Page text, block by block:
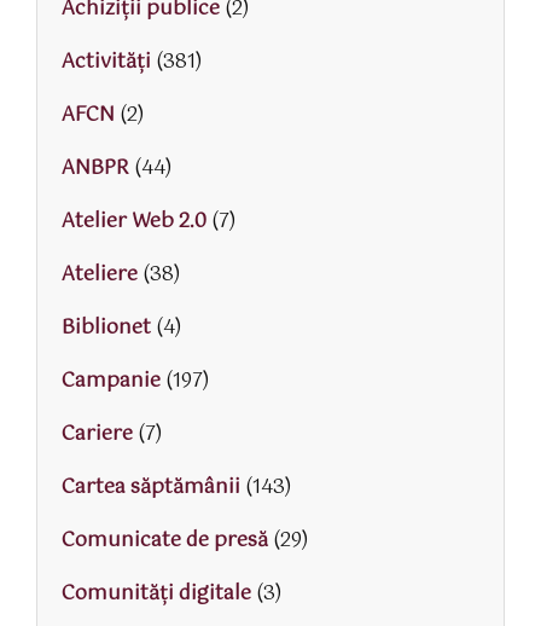
Achiziții publice(2)
Activităţi (381)
AFCN (2)
ANBPR(44)
Atelier Web 2.0(7)
Ateliere(38)
Biblionet(4)
Campanie(197)
Cariere(7)
Cartea săptămânii (143)
Comunicate de presă(29)
Comunități digitale(3)